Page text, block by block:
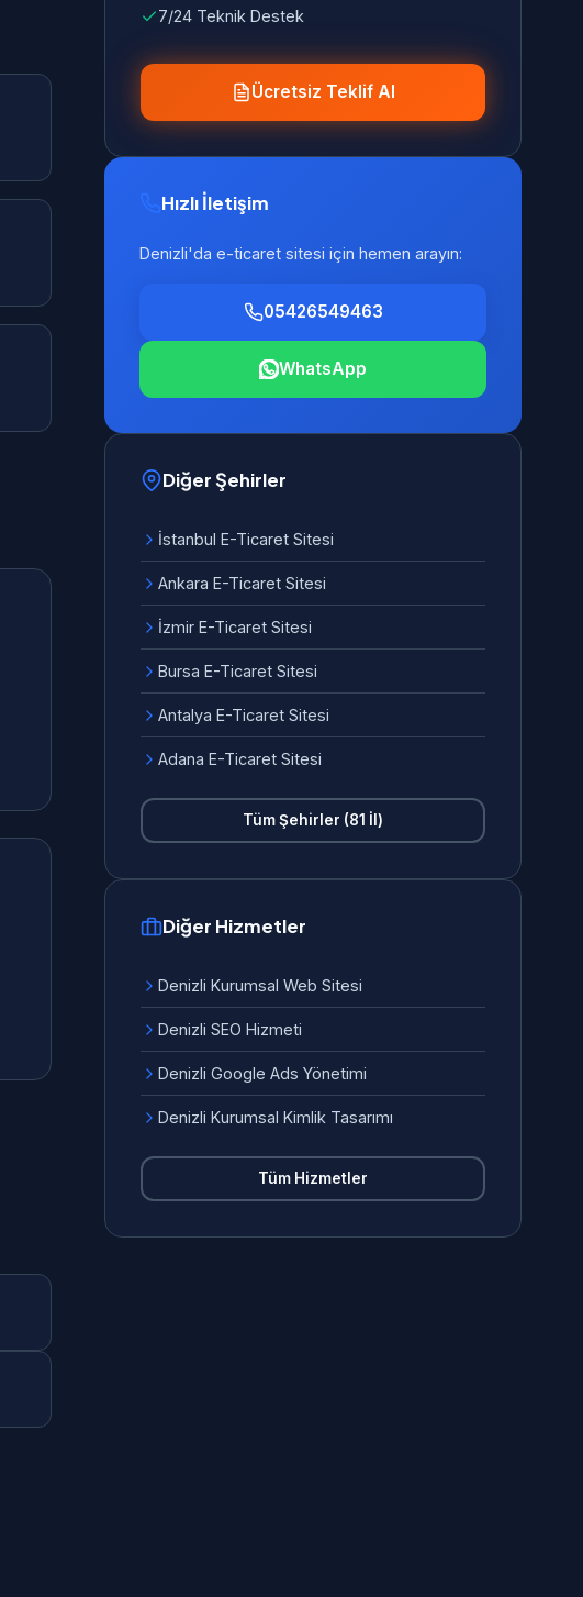
7/24 Teknik Destek
Ücretsiz Teklif Al
Hızlı İletişim
Denizli'da e-ticaret sitesi için hemen arayın:
05426549463
WhatsApp
Diğer Şehirler
İstanbul E-Ticaret Sitesi
Ankara E-Ticaret Sitesi
İzmir E-Ticaret Sitesi
Bursa E-Ticaret Sitesi
Antalya E-Ticaret Sitesi
Adana E-Ticaret Sitesi
Tüm Şehirler (81 İl)
Diğer Hizmetler
Denizli Kurumsal Web Sitesi
Denizli SEO Hizmeti
Denizli Google Ads Yönetimi
Denizli Kurumsal Kimlik Tasarımı
Tüm Hizmetler